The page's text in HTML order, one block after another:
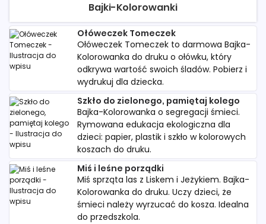
Bajki-Kolorowanki
Ołóweczek Tomeczek
Ołóweczek Tomeczek to darmowa Bajka-
Kolorowanka do druku o ołówku, który
odkrywa wartość swoich śladów. Pobierz i
wydrukuj dla dziecka.
Szkło do zielonego, pamiętaj kolego
Bajka-Kolorowanka o segregacji śmieci.
Rymowana edukacja ekologiczna dla
dzieci: papier, plastik i szkło w kolorowych
koszach do druku.
Miś i leśne porządki
Miś sprząta las z Liskem i Jeżykiem. Bajka-
Kolorowanka do druku. Uczy dzieci, że
śmieci należy wyrzucać do kosza. Idealna
do przedszkola.